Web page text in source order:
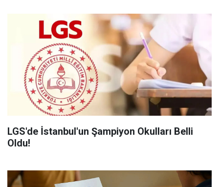
LGS'de İstanbul'un Şampiyon Okulları Belli
Oldu!